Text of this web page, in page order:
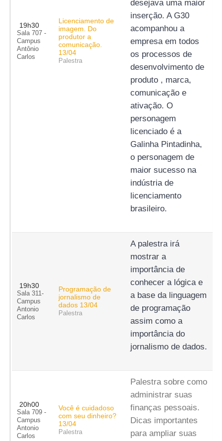
19h30
Sala 707 -
Campus
Antônio
Carlos
Licenciamento de
imagem. Do
produtor a
comunicação.
13/04
Palestra
desejava uma maior
inserção. A G30
acompanhou a
empresa em todos
os processos de
desenvolvimento de
produto , marca,
comunicação e
ativação. O
personagem
licenciado é a
Galinha Pintadinha,
o personagem de
maior sucesso na
indústria de
licenciamento
brasileiro.
19h30
Sala 311-
Campus
Antonio
Carlos
Programação de
jornalismo de
dados 13/04
Palestra
A palestra irá
mostrar a
importância de
conhecer a lógica e
a base da linguagem
de programação
assim como a
importância do
jornalismo de dados.
20h00
Sala 709 -
Campus
Antonio
Carlos
Você é cuidadoso
com seu dinheiro?
13/04
Palestra
Palestra sobre como
administrar suas
finanças pessoais.
Dicas importantes
para ampliar suas